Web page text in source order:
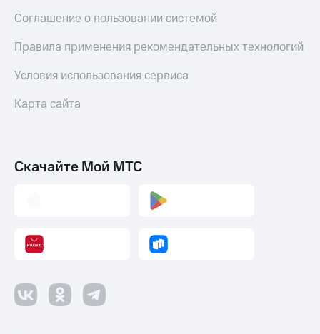
Соглашение о пользовании системой
Правила применения рекомендательных технологий
Условия использования сервиса
Карта сайта
Скачайте Мой МТС